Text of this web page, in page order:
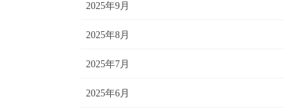
2025年9月
2025年8月
2025年7月
2025年6月